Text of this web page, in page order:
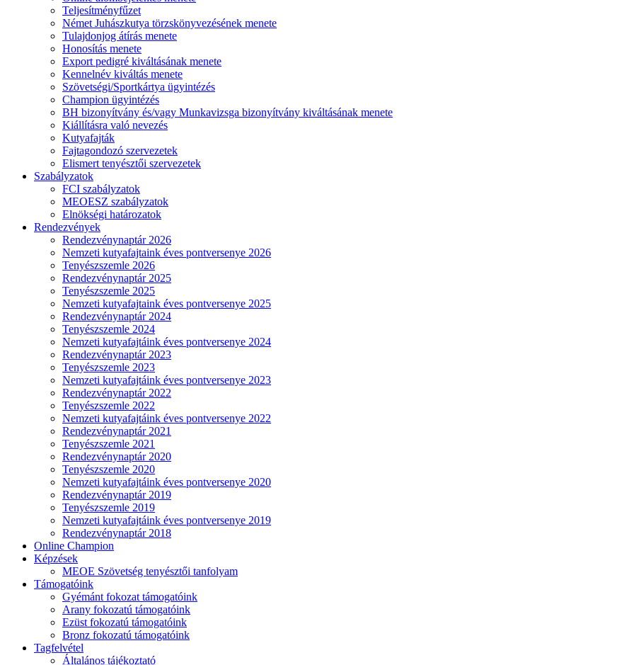
Teljesítményfűzet
Német Juhászkutya törzskönyvezésének menete
Tulajdonjog átírás menete
Honosítás menete
Export pedigré kiváltásának menete
Kennelnév kiváltás menete
Szövetségi/Sportkártya ügyintézés
Champion ügyintézés
BH bizonyítvány és/vagy Munkavizsga bizonyítvány kiváltásának menete
Kiállításra való nevezés
Kutyafajták
Fajtagondozó szervezetek
Elismert tenyésztői szervezetek
Szabályzatok
FCI szabályzatok
MEOESZ szabályzatok
Elnökségi határozatok
Rendezvények
Rendezvénynaptár 2026
Nemzeti kutyafajtaink éves pontversenye 2026
Tenyészszemle 2026
Rendezvénynaptár 2025
Tenyészszemle 2025
Nemzeti kutyafajtaink éves pontversenye 2025
Rendezvénynaptár 2024
Tenyészszemle 2024
Nemzeti kutyafajtáink éves pontversenye 2024
Rendezvénynaptár 2023
Tenyészszemle 2023
Nemzeti kutyafajtáink éves pontversenye 2023
Rendezvénynaptár 2022
Tenyészszemle 2022
Nemzeti kutyafajtáink éves pontversenye 2022
Rendezvénynaptár 2021
Tenyészszemle 2021
Rendezvénynaptár 2020
Tenyészszemle 2020
Nemzeti kutyafajtáink éves pontversenye 2020
Rendezvénynaptár 2019
Tenyészszemle 2019
Nemzeti kutyafajtáink éves pontversenye 2019
Rendezvénynaptár 2018
Online Champion
Képzések
MEOE Szövetség tenyésztői tanfolyam
Támogatóink
Gyémánt fokozat támogatóink
Arany fokozatú támogatóink
Ezüst fokozatú támogatóink
Bronz fokozatú támogatóink
Tagfelvétel
Általános tájékoztató